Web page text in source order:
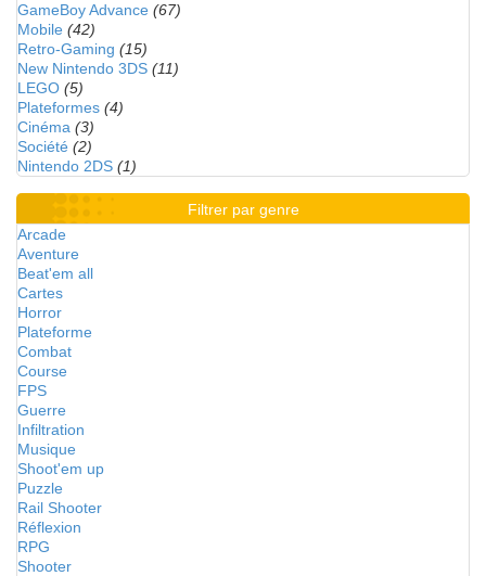
GameBoy Advance (67)
Mobile (42)
Retro-Gaming (15)
New Nintendo 3DS (11)
LEGO (5)
Plateformes (4)
Cinéma (3)
Société (2)
Nintendo 2DS (1)
Filtrer par genre
Arcade
Aventure
Beat'em all
Cartes
Horror
Plateforme
Combat
Course
FPS
Guerre
Infiltration
Musique
Shoot'em up
Puzzle
Rail Shooter
Réflexion
RPG
Shooter